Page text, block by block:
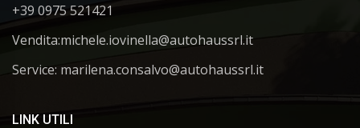
+39 0975 521421
Vendita:michele.iovinella@autohaussrl.it
Service: marilena.consalvo@autohaussrl.it
LINK UTILI